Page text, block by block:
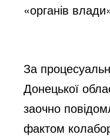
«органів
За
Донецької
заочно
фактом